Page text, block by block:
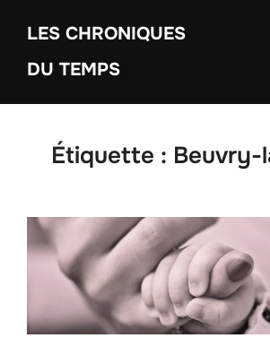
contenu
LES CHRONIQUES
DU TEMPS
Étiquette : Beuvry-